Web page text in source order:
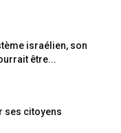
israélien, son
être...
ses citoyens